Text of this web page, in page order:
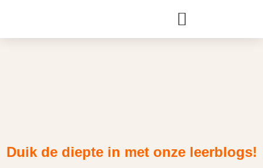
Duik de diepte in met onze leerblogs!